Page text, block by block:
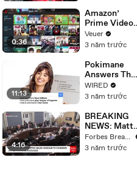
0:36
Amazon’
Prime Video
Will Show
Commercials
Year
Veuer
3 năm trước
11:13
Pokimane
Answers The
Web's Most
Searched
WIRED
3 năm trước
4:16
BREAKING
NEWS: Matt
Gaetz Tells
House
Forbes Breaking News
3 năm trước